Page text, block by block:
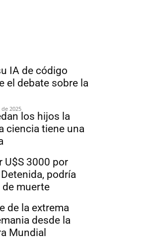
IA de código
el debate sobre la
2025
los hijos la
ciencia tiene una
U$S 3000 por
Detenida, podría
de muerte
de la extrema
desde la
Mundial